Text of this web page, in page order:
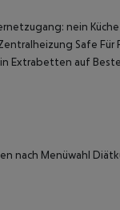
nein Küche
Safe Für
Extrabetten auf
Menüwahl